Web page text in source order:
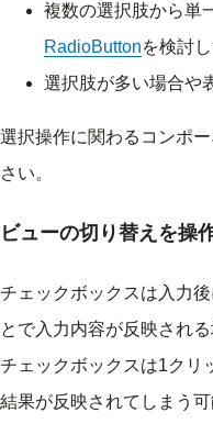
複数の選択肢から単
RadioButtonを検討
選択肢が多い場合や
選択操作に関わるコンポ
さい。
ビューの切り替えを操
チェックボックスは入力後
とで入力内容が反映され
チェックボックスは1クリ
結果が反映されてしまう可